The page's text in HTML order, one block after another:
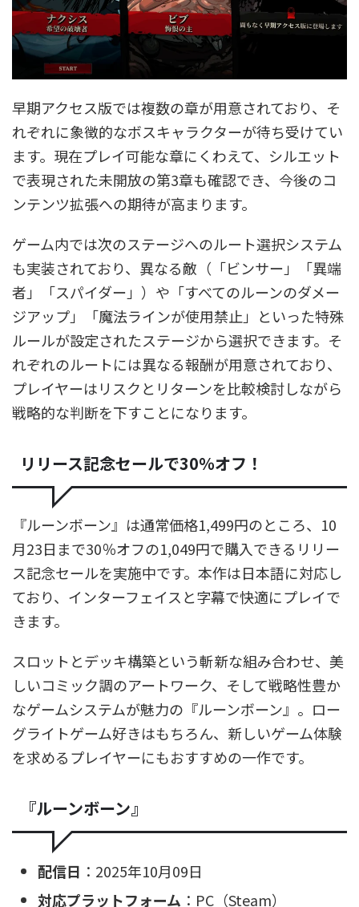
早期アクセス版では複数の章が用意されており、そ
れぞれに象徴的なボスキャラクターが待ち受けてい
ます。現在プレイ可能な章にくわえて、シルエット
で表現された未開放の第3章も確認でき、今後のコ
ンテンツ拡張への期待が高まります。
ゲーム内では次のステージへのルート選択システム
も実装されており、異なる敵（「ビンサー」「異端
者」「スパイダー」）や「すべてのルーンのダメー
ジアップ」「魔法ラインが使用禁止」といった特殊
ルールが設定されたステージから選択できます。そ
れぞれのルートには異なる報酬が用意されており、
プレイヤーはリスクとリターンを比較検討しながら
戦略的な判断を下すことになります。
リリース記念セールで30％オフ！
『ルーンボーン』は通常価格1,499円のところ、10
月23日まで30％オフの1,049円で購入できるリリー
ス記念セールを実施中です。本作は日本語に対応し
ており、インターフェイスと字幕で快適にプレイで
きます。
スロットとデッキ構築という斬新な組み合わせ、美
しいコミック調のアートワーク、そして戦略性豊か
なゲームシステムが魅力の『ルーンボーン』。ロー
グライトゲーム好きはもちろん、新しいゲーム体験
を求めるプレイヤーにもおすすめの一作です。
『ルーンボーン』
配信日 ：2025年10月09日
対応プラットフォーム ：PC（Steam）